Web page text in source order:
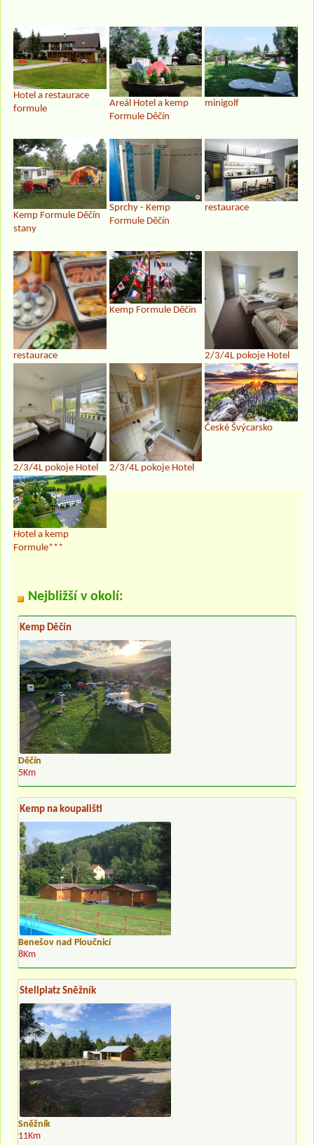
Hotel a restaurace
formule
Areál Hotel a kemp
Formule Děčín
minigolf
Kemp Formule Děčín
stany
Sprchy - Kemp
Formule Děčín
restaurace
restaurace
Kemp Formule Děčín
2/3/4L pokoje Hotel
2/3/4L pokoje Hotel 2/3/4L pokoje Hotel
České Švýcarsko
Hotel a kemp
Formule***
Nejbližší v okolí:
Kemp Děčín
Děčín
5Km
Kemp na koupališti
Benešov nad Ploučnicí
8Km
Stellplatz Sněžník
Sněžník
11Km